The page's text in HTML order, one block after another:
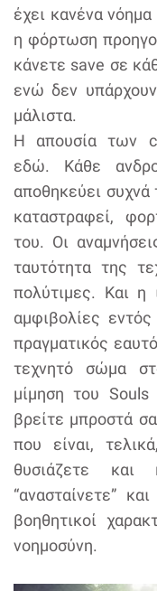
έχει κανένα
η φόρτωση
κάνετε save σε
ενώ δεν
μάλιστα.
Η απουσία των
εδώ. Κάθε
αποθηκεύει συχνά
καταστραφεί,
του. Οι
ταυτότητα της
πολύτιμες. Και η
αμφιβολίες
πραγματικός
τεχνητό σώμα
μίμηση του
βρείτε μπροστά
που είναι,
θυσιάζετε και
“ανασταίνετε”
βοηθητικοί
νοημοσύνη.